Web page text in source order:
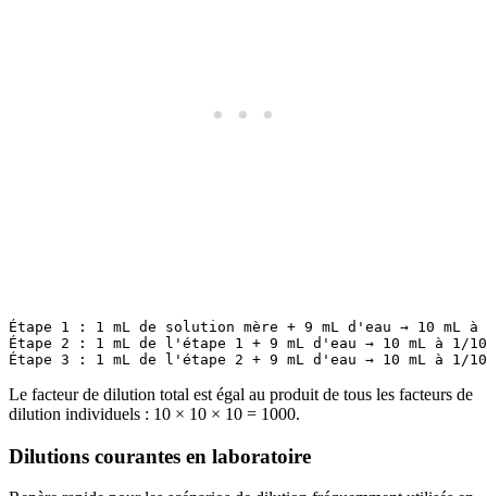
Étape 1 : 1 mL de solution mère + 9 mL d'eau → 10 mL
Étape 2 : 1 mL de l'étape 1 + 9 mL d'eau → 10 mL à 1/
Le facteur de dilution total est égal au produit de tous les facteurs de
dilution individuels : 10 × 10 × 10 = 1000.
Dilutions courantes en laboratoire